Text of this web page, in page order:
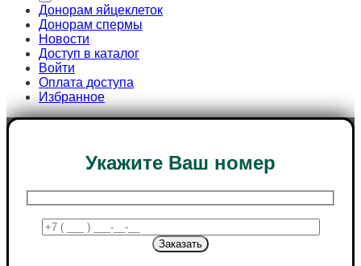
Донорам яйцеклеток
Донорам спермы
Новости
Доступ в каталог
Войти
Оплата доступа
Избранное
Укажите Ваш номер